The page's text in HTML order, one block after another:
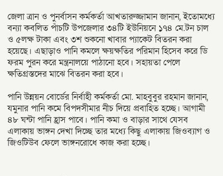
জেলা ত্রান ও পুনর্বাসন কর্মকর্তা আখতারুজ্জামান জানান, ইতোমধ্যে
বন্যা কবলিত পাঁচটি উপজেলার ৩৪টি ইউনিয়নে ১৭৪ মে.টন চাল
ও ৫লক্ষ টাকা এবং ৩শ শুকনো খাবার প্যাকেট বিতরন করা
হয়েছে। এছাড়াও পানি কমলে ক্ষয়ক্ষতির পরিমান হিসেব করে ডি
ফরম পুরন করে মন্ত্রনালয়ে পাঠানো হবে। সহায়তা পেলে
ক্ষতিগ্রস্তদের মাঝে বিতরন করা হবে।
পানি উন্নয়ন বোর্ডের নির্বাহী কর্মকর্তা মো. মাহবুবুর রহমান জানান,
যমুনার পানি কমে বিপদসীমার নীচ দিয়ে প্রবাহিত হচ্ছে। আগামী
৪৮ ঘন্টা পানি হ্রাস পাবে। পানি কমা ও বাড়ার সাথে যেসব
এলাকায় ভাঙ্গন দেখা দিচ্ছে তার মধ্যে কিছু এলাকায় জিওব্যাগ ও
জিওটিউব ফেলে ভাঙ্গনরোধে কাজ করা হচ্ছে।